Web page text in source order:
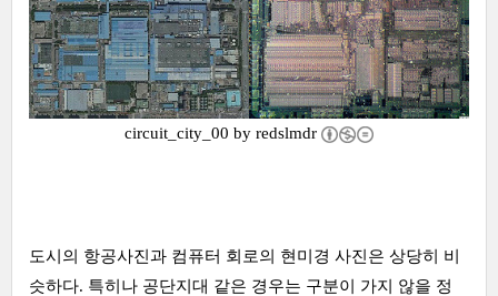
circuit_city_00 by redslmdr
도시의 항공사진과 컴퓨터 회로의 현미경 사진은 상당히 비
슷하다. 특히나 공단지대 같은 경우는 구분이 가지 않을 정